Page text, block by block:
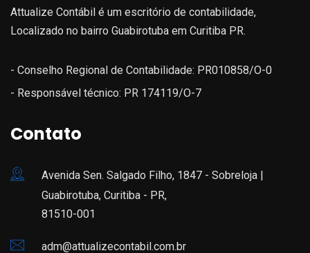
Attualize Contábil é um escritório de contabilidade,
Localizado no bairro Guabirotuba em Curitiba PR.
- Conselho Regional de Contabilidade: PR010858/O-0
- Responsável técnico: PR 174119/O-7
Contato
Avenida Sen. Salgado Filho, 1847 - Sobreloja |
Guabirotuba, Curitiba - PR,
81510-001
adm@attualizecontabil.com.br